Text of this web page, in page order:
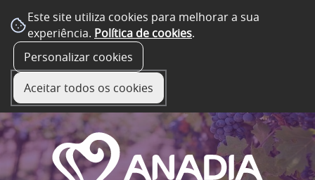
Este site utiliza cookies para melhorar a sua
experiência. Política de cookies.
Personalizar cookies
Aceitar todos os cookies